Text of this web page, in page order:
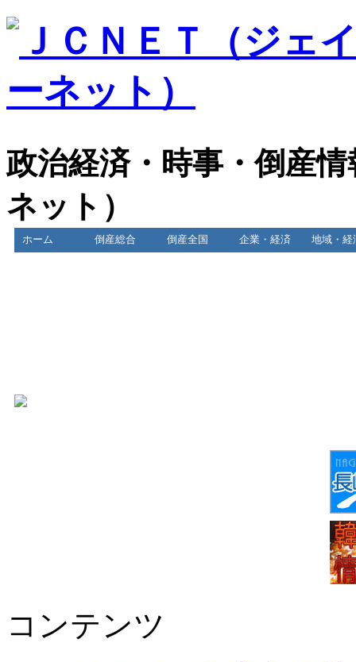
政治経済・時事・倒産
ネット）
ホーム 倒産総合 倒産全国 企業・経済 地域・経
コンテンツ